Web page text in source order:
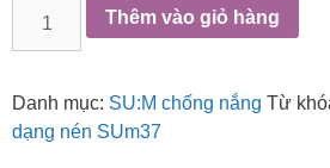
dạng
nén
Thêm vào giỏ hàng
Danh mục: SU:M chống nắng Từ
dạng nén SUm37